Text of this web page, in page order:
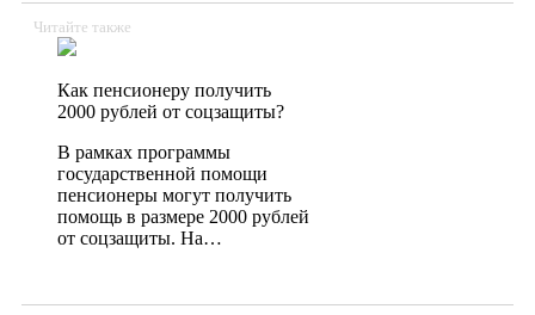
Читайте также
Как пенсионеру получить
2000 рублей от соцзащиты?
В рамках программы
государственной помощи
пенсионеры могут получить
помощь в размере 2000 рублей
от соцзащиты. На…